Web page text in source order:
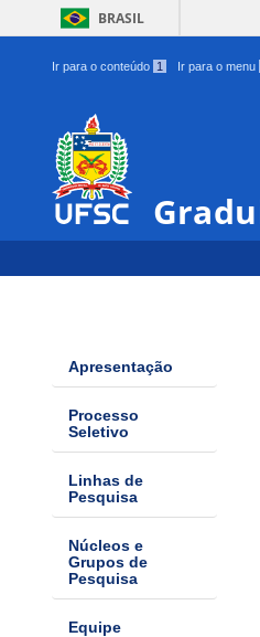
BRASIL
Ir para o conteúdo 1 Ir para o menu
Apresentação
Processo
Seletivo
Linhas de
Pesquisa
Núcleos e
Grupos de
Pesquisa
Equipe